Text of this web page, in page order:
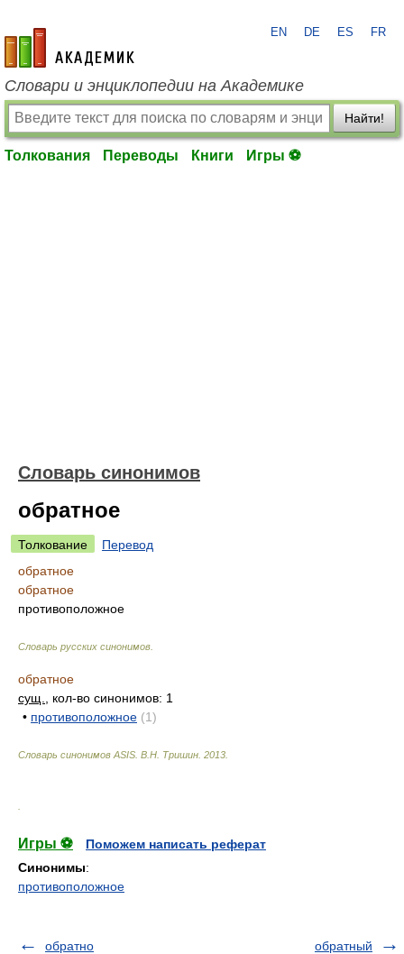
academic.ru
EN DE ES FR
Словари и энциклопедии на Академике
Найти!
Толкования Переводы Книги Игры ⚽
Словарь синонимов
обратное
Толкование
Перевод
обратное
обратное
противоположное
Словарь русских синонимов
обратное
сущ.
, кол-во синонимов: 1
• противоположное (1)
Словарь синонимов ASIS. В.Н. Тришин 2013
Игры ⚽
Поможем написать реферат
Синонимы:
противоположное
обратно обратный